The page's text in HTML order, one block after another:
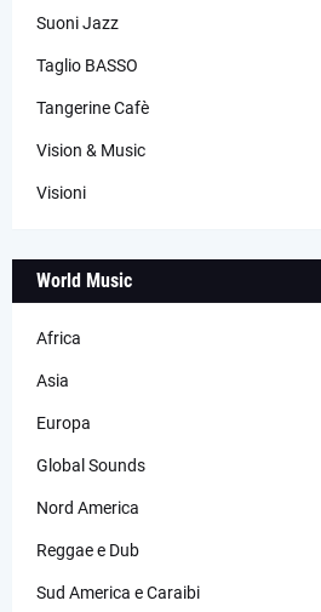
Suoni Jazz
Taglio BASSO
Tangerine Cafè
Vision & Music
Visioni
World Music
Africa
Asia
Europa
Global Sounds
Nord America
Reggae e Dub
Sud America e Caraibi